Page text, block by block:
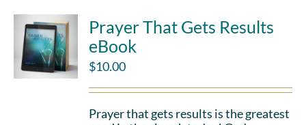
Prayer That Gets Results
eBook
$10.00
Prayer that gets results is the greatest